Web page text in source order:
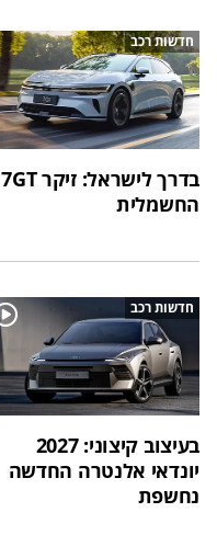
חדשות רכב
בדרך לישראל: זיקר 7GT
החשמלית
חדשות רכב
בעיצוב קיצוני: 2027
יונדאי אלנטרה החדשה
נחשפת